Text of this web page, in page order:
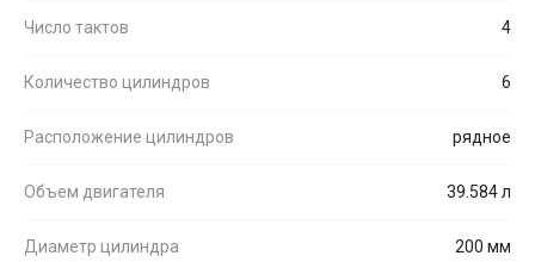
Число тактов 4
Количество цилиндров 6
Расположение цилиндров рядное
Объем двигателя 39.584 л
Диаметр цилиндра 200 мм